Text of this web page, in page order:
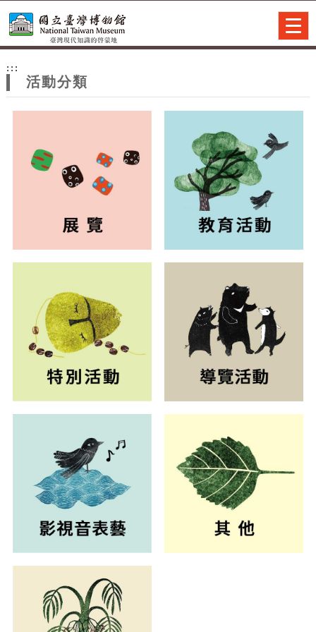
網
站
主
:::
活動分類